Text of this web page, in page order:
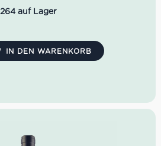
mit grünlichen Reflexen.
Zusammenspiel von reifen,
und fruchtig auf der
werden von zartem Schmelz
begleitet.
264 auf Lager
IN DEN WARENKORB